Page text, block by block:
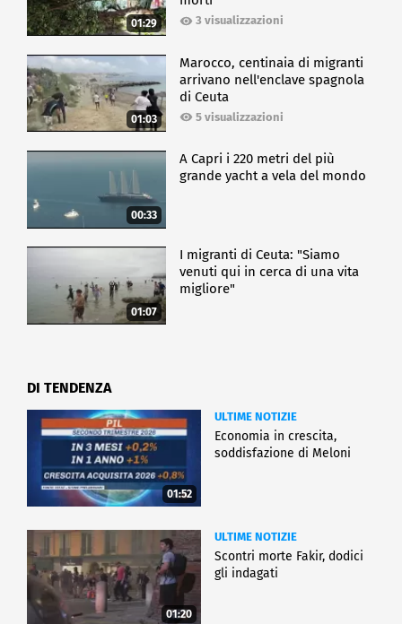
01:29 3 visualizzazioni
01:03
Marocco, centinaia di migranti
arrivano nell'enclave spagnola
di Ceuta
5 visualizzazioni
00:33
A Capri i 220 metri del più
grande yacht a vela del mondo
01:07
I migranti di Ceuta: "Siamo
venuti qui in cerca di una vita
migliore"
DI TENDENZA
01:52
ULTIME NOTIZIE
Economia in crescita,
soddisfazione di Meloni
01:20
ULTIME NOTIZIE
Scontri morte Fakir, dodici
gli indagati